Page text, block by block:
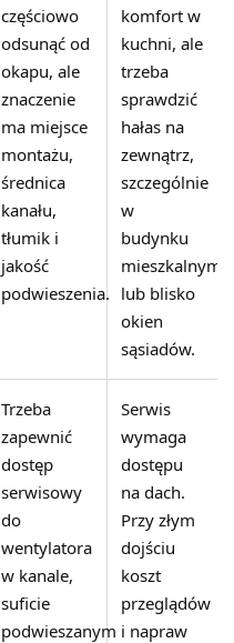
częściowo
odsunąć od
okapu, ale
znaczenie
ma miejsce
montażu,
średnica
kanału,
tłumik i
jakość
podwieszenia.
komfort w
kuchni, ale
trzeba
sprawdzić
hałas na
zewnątrz,
szczególnie
w
budynku
mieszkalnym
lub blisko
okien
sąsiadów.
Trzeba
zapewnić
dostęp
serwisowy
do
wentylatora
w kanale,
suficie
podwieszanym
Serwis
wymaga
dostępu
na dach.
Przy złym
dojściu
koszt
przeglądów
i napraw